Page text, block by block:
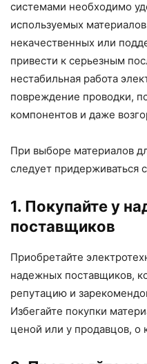
системами необходимо
используемых
некачественных или
привести к серьезным
нестабильная работа
повреждение проводки,
компонентов и даже
При выборе материалов
следует
1. Покупайте у
поставщиков
Приобретайте
надежных поставщиков,
репутацию и
Избегайте покупки
ценой или у продавцов, о